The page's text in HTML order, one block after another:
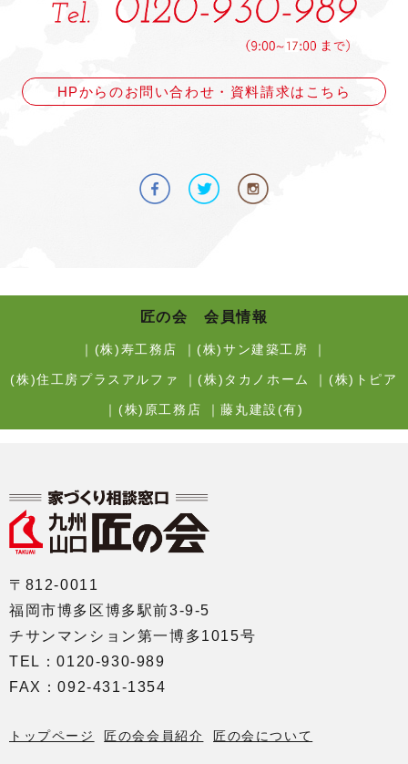
HPからのお問い合わせ・資料請求はこちら
匠の会 会員情報
｜ (株)寿工務店 ｜ (株)サン建築工房 ｜
(株)住工房プラスアルファ ｜ (株)タカノホーム ｜ (株)トピア
｜ (株)原工務店 ｜藤丸建設(有)
〒812-0011
福岡市博多区博多駅前3-9-5
チサンマンション第一博多1015号
TEL：0120-930-989
FAX：092-431-1354
トップページ 匠の会会員紹介 匠の会について